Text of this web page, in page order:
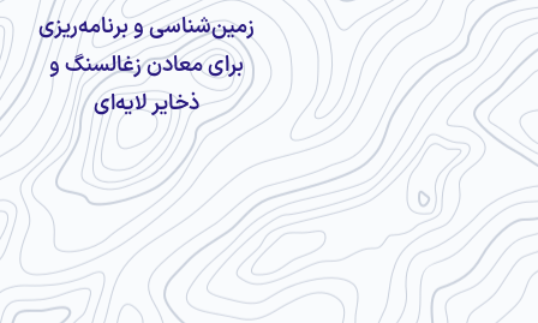
زمین‌شناسی و برنامه‌ریزی
برای معادن زغالسنگ و
ذخایر لایه‌ای